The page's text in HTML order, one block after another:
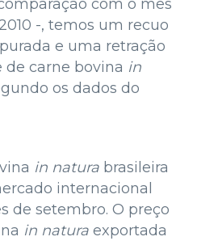
com o mês
-, temos um recuo
e uma retração
de carne bovina in
os dados do
in natura brasileira
internacional
de setembro. O preço
in natura exportada